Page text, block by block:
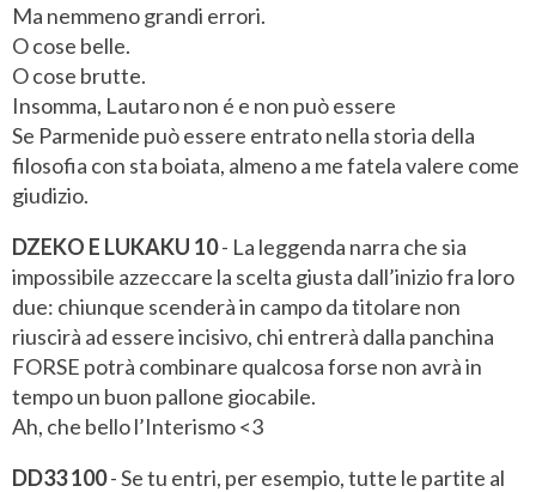
Ma nemmeno grandi errori.
O cose belle.
O cose brutte.
Insomma, Lautaro non é e non può essere
Se Parmenide può essere entrato nella storia della
filosofia con sta boiata, almeno a me fatela valere come
giudizio.
DZEKO E LUKAKU 10- La leggenda narra che sia
impossibile azzeccare la scelta giusta dall’inizio fra loro
due: chiunque scenderà in campo da titolare non
riuscirà ad essere incisivo, chi entrerà dalla panchina
FORSE potrà combinare qualcosa forse non avrà in
tempo un buon pallone giocabile.
Ah, che bello l’Interismo <3
DD33 100- Se tu entri, per esempio, tutte le partite al